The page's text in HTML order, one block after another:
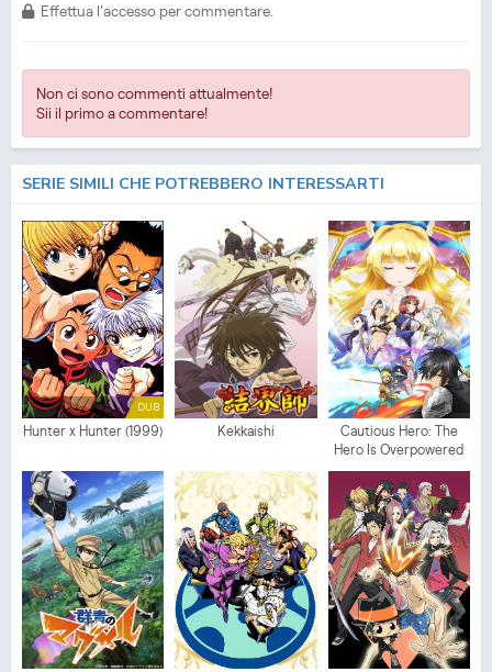
Effettua l'accesso per commentare.
Non ci sono commenti attualmente!
Sii il primo a commentare!
SERIE SIMILI CHE POTREBBERO INTERESSARTI
DUB
Hunter x Hunter (1999) Kekkaishi
Cautious Hero: The
Hero Is Overpowered
but Overly Cautious